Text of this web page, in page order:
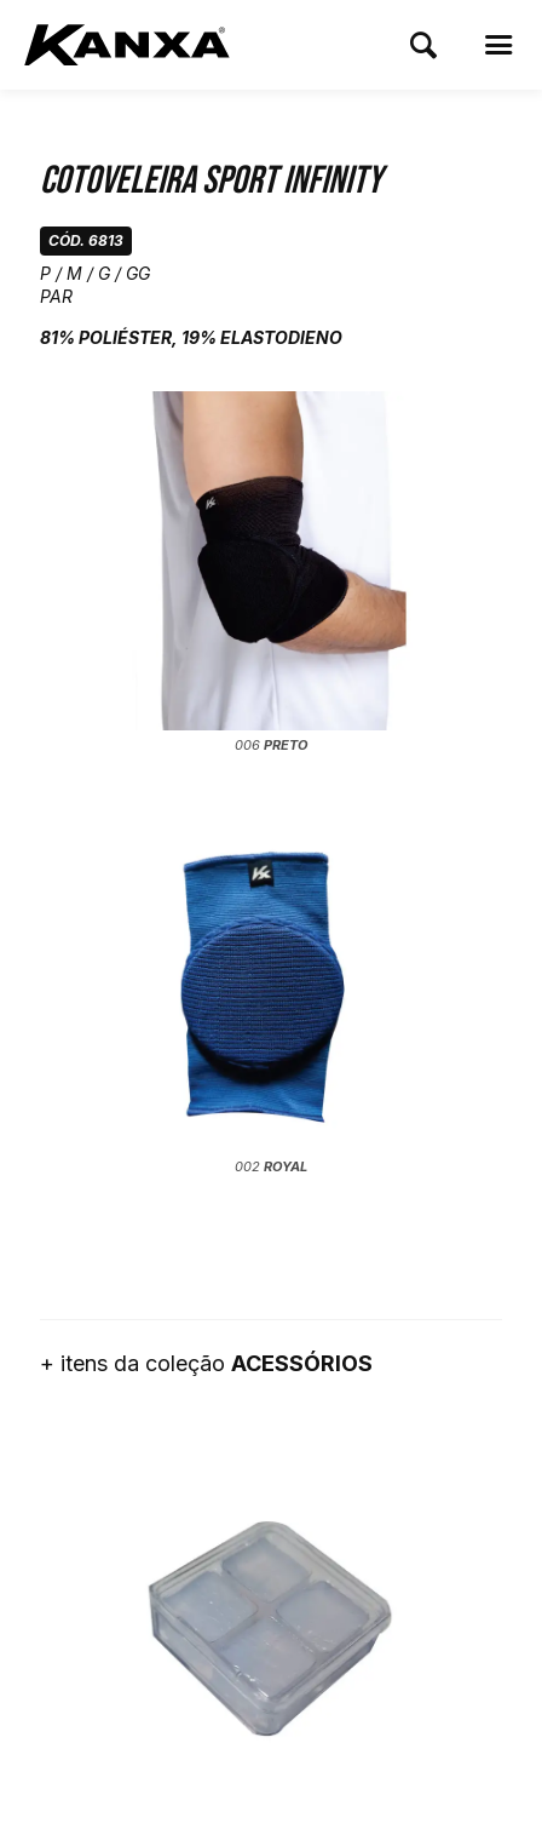
Cotoveleira Sport Infinity
CÓD. 6813
P / M / G / GG
PAR
81% POLIÉSTER, 19% ELASTODIENO
006 PRETO
002 ROYAL
+ itens da coleção ACESSÓRIOS